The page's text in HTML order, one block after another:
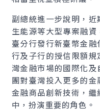
副總統進一步說明，
生能源等大型專案融
臺分行發行新臺幣金
行及子行的授信限額
灣金融市場的國際化
團對臺灣投入更多的
金融商品創新技術，
中，扮演重要的角色。